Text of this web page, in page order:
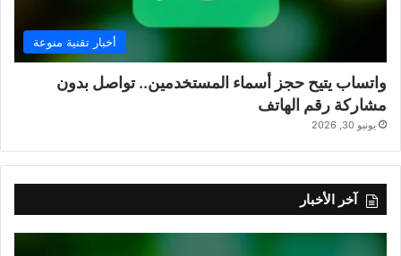
أخبار تقنية منوعة
واتساب يتيح حجز أسماء المستخدمين.. تواصل بدون
مشاركة رقم الهاتف
يونيو 30, 2026
آخر الأخبار